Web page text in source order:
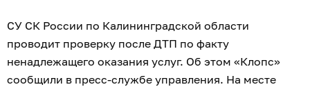
СУ СК России по Калининградской области
проводит проверку после ДТП по факту
ненадлежащего оказания услуг. Об этом «Клопс»
сообщили в пресс-службе управления. На месте